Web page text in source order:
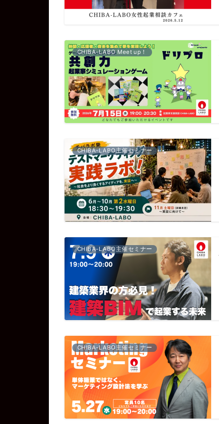
CHIBA-LABO Meet up！
CHIBA-LABO主催セミナー
CHIBA-LABO主催セミナー
CHIBA-LABO主催セミナー